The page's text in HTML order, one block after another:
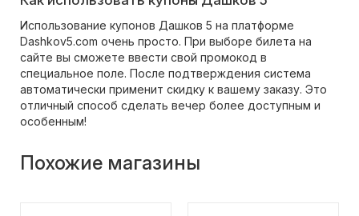
Использование купонов Дашков 5 на платформе
Dashkov5.com очень просто. При выборе билета на
сайте вы сможете ввести свой промокод в
специальное поле. После подтверждения система
автоматически применит скидку к вашему заказу. Это
отличный способ сделать вечер более доступным и
особенным!
Похожие магазины